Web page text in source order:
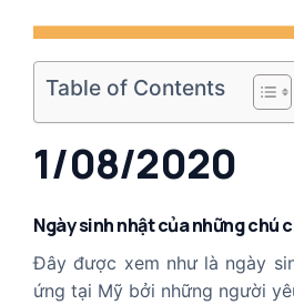
Table of Contents
1/08/2020
Ngày sinh nhật của những chú
Đây được xem như là ngày
ứng tại Mỹ bởi những người